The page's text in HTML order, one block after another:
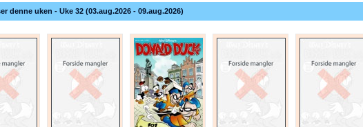
denne uken - Uke 32 (03.aug.2026 - 09.aug.2026)